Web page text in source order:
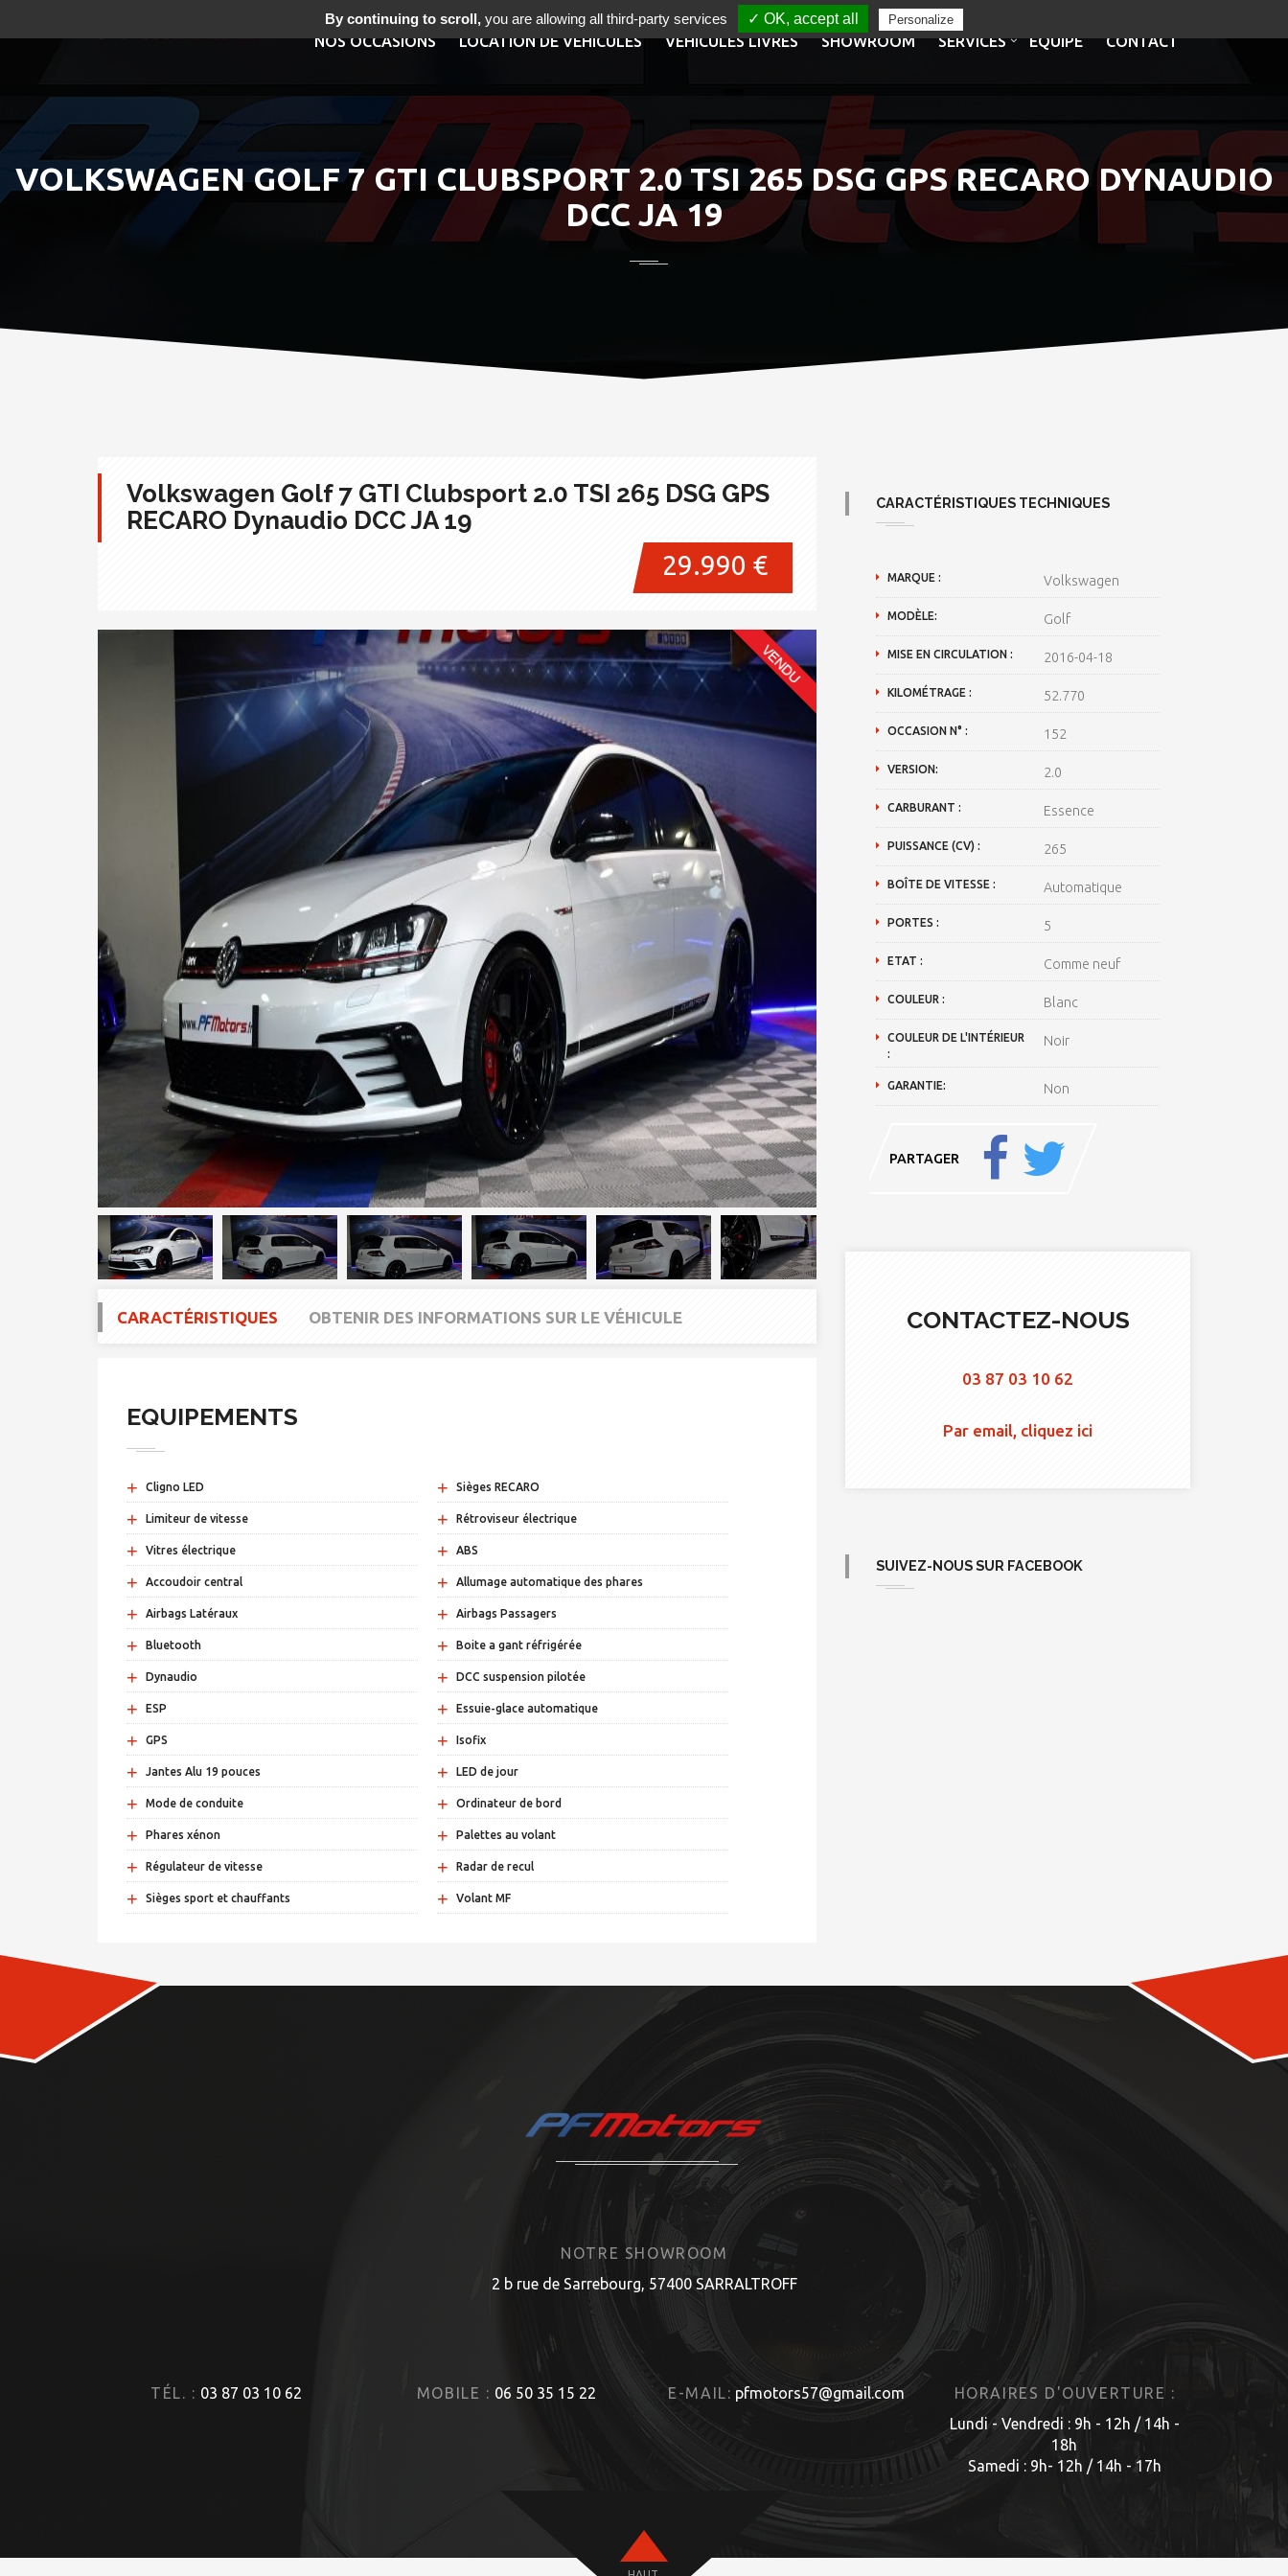
NOS OCCASIONS LOCATION DE VÉHICULES VÉHICULES LIVRÉS SHOWROOM SERVICES EQUIPE CONTACT
VOLKSWAGEN GOLF 7 GTI CLUBSPORT 2.0 TSI 265 DSG GPS RECARO DYNAUDIO
DCC JA 19
Volkswagen Golf 7 GTI Clubsport 2.0 TSI 265 DSG GPS
RECARO Dynaudio DCC JA 19
29.990 €
CARACTÉRISTIQUES OBTENIR DES INFORMATIONS SUR LE VÉHICULE
EQUIPEMENTS
+ Cligno LED + Sièges RECARO
+ Limiteur de vitesse + Rétroviseur électrique
+ Vitres électrique + ABS
+ Accoudoir central + Allumage automatique des phares
+ Airbags Latéraux + Airbags Passagers
+ Bluetooth + Boite a gant réfrigérée
+ Dynaudio + DCC suspension pilotée
+ ESP + Essuie-glace automatique
+ GPS + Isofix
+ Jantes Alu 19 pouces + LED de jour
+ Mode de conduite + Ordinateur de bord
+ Phares xénon + Palettes au volant
+ Régulateur de vitesse + Radar de recul
+ Sièges sport et chauffants + Volant MF
CARACTÉRISTIQUES TECHNIQUES
MARQUE : Volkswagen
MODÈLE: Golf
MISE EN CIRCULATION : 2016-04-18
KILOMÉTRAGE : 52.770
OCCASION N° : 152
VERSION: 2.0
CARBURANT : Essence
PUISSANCE (CV) : 265
BOÎTE DE VITESSE : Automatique
PORTES : 5
ETAT : Comme neuf
COULEUR : Blanc
COULEUR DE L'INTÉRIEUR
:
Noir
GARANTIE: Non
PARTAGER
CONTACTEZ-NOUS
03 87 03 10 62
Par email, cliquez ici
SUIVEZ-NOUS SUR FACEBOOK
NOTRE SHOWROOM
2 b rue de Sarrebourg, 57400 SARRALTROFF
TÉL. : 03 87 03 10 62 MOBILE : 06 50 35 15 22 E-MAIL: pfmotors57@gmail.com
HORAIRES D'OUVERTURE :
Lundi - Vendredi : 9h - 12h / 14h -
18h
Samedi : 9h- 12h / 14h - 17h
By continuing to scroll,you are allowing all third-party services ✓ OK, accept all Personalize